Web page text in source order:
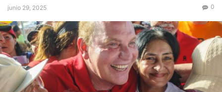
junio 29, 2025 0